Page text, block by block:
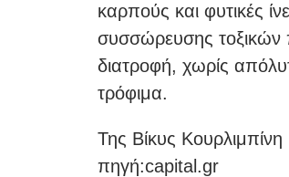
καρπούς και φυτικές
συσσώρευσης τοξικών
διατροφή, χωρίς
τρόφιμα.
Της Βίκυς Κουρλιμπίνη
πηγή:capital.gr